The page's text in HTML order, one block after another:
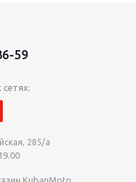
59
285/а
KubanMoto